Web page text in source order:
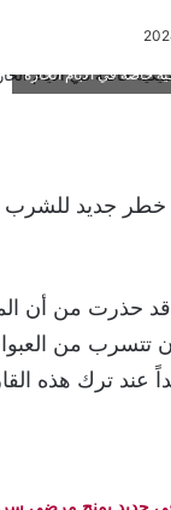
خاصة في الأيام الحارة
جديد للشرب من
حذرت من أن
تتسرب من
عند ترك هذه